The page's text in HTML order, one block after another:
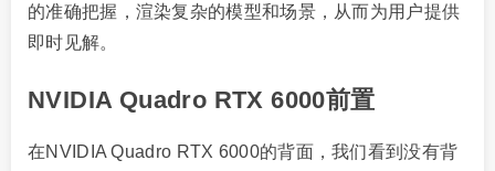
的准确把握，渲染复杂的模型和场景，从而为用户提供
即时见解。
NVIDIA Quadro RTX 6000前置
在NVIDIA Quadro RTX 6000的背面，我们看到没有背